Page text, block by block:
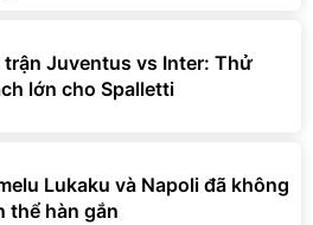
trận Juventus vs Inter: Thử
lớn cho Spalletti
Lukaku và Napoli đã không
thể hàn gắn